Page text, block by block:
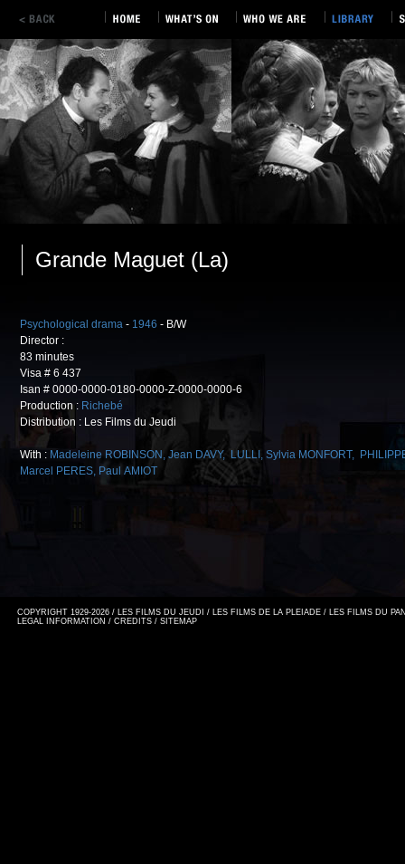
Grande Maguet (La)
Psychological drama - 1946 - B/W
Director :
83 minutes
Visa # 6 437
Isan # 0000-0000-0180-0000-Z-0000-0000-6
Production : Richebé
Distribution : Les Films du Jeudi
With : Madeleine ROBINSON , Jean DAVY, LULLI , Sylvia MONFORT,
Marcel PERES, Paul AMIOT
COPYRIGHT 1929-2026 / LES FILMS DU JEUDI / LES FILMS DE LA PLEIADE / LES FILMS DU
LEGAL INFORMATION / CREDITS / SITEMAP